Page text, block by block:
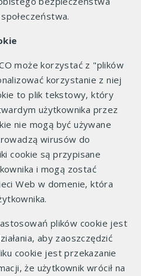
może korzystać z "plików
korzystanie z niej
to plik tekstowy, który
użytkownika przez
nie mogą być używane
wirusów do
cookie są przypisane
i mogą zostać
Web w domenie, która
plików cookie jest
aby zaoszczędzić
cookie jest przekazanie
że użytkownik wrócił na